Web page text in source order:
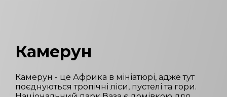
Камерун
Камерун - це Африка в мініатюрі, адже тут
поєднуються тропічні ліси, пустелі та гори.